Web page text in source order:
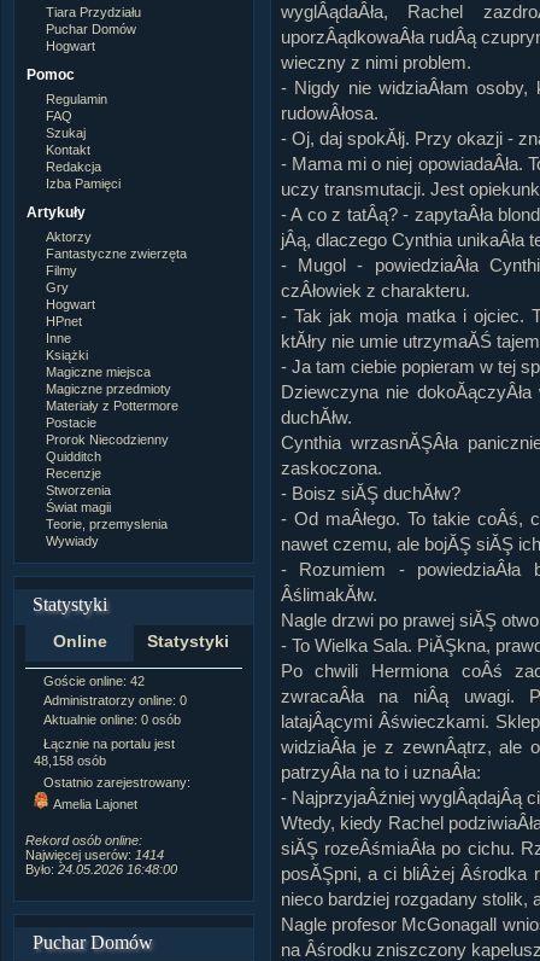
Tiara Przydziału
Puchar Domów
Hogwart
Pomoc
Regulamin
FAQ
Szukaj
Kontakt
Redakcja
Izba Pamięci
Artykuły
Aktorzy
Fantastyczne zwierzęta
Filmy
Gry
Hogwart
HPnet
Inne
Książki
Magiczne miejsca
Magiczne przedmioty
Materiały z Pottermore
Postacie
Prorok Niecodzienny
Quidditch
Recenzje
Stworzenia
Świat magii
Teorie, przemyslenia
Wywiady
Statystyki
Online Statystyki
Goście online: 42
Administratorzy online: 0
Aktualnie online: 0 osób
Łącznie na portalu jest
48,158 osób
Ostatnio zarejestrowany:
Amelia Lajonet
Rekord osób online:
Najwięcej userów: 1414
Było: 24.05.2026 16:48:00
Napisanych artykułów:1,087
Dodanych newsów:
10,564
Zdjęć w galerii:21,490
Tematów na forum:
Postów na forum: 319,637
Komentarzy do materiałów:
222,019
Rozdanych pochwał:
3,327
Wlepionych ostrzeżeń: 4,170
Puchar Domów
wyglÂądaÂła, Rachel
uporzÂądkowaÂła rudÂą
wieczny z nimi problem.
- Nigdy nie widziaÂłam osoby,
rudowÂłosa.
- Oj, daj spokĂłj. Przy okazji -
- Mama mi o niej opowiadaÂła.
uczy transmutacji. Jest
- A co z tatÂą? - zapytaÂła
jÂą, dlaczego Cynthia unikaÂła
- Mugol - powiedziaÂła
czÂłowiek z charakteru.
- Tak jak moja matka i ojciec.
ktĂłry nie umie utrzymaĂŚ
- Ja tam ciebie popieram w tej
Dziewczyna nie
duchĂłw.
Cynthia wrzasnĂŞÂła
zaskoczona.
- Boisz siĂŞ duchĂłw?
- Od maÂłego. To takie coÂś,
nawet czemu, ale bojĂŞ siĂŞ
- Rozumiem - powiedziaÂła
ÂślimakĂłw.
Nagle drzwi po prawej siĂŞ
- To Wielka Sala. PiĂŞkna,
Po chwili Hermiona coÂś
zwracaÂła na niÂą uwagi.
latajÂącymi Âświeczkami.
widziaÂła je z zewnÂątrz, ale
patrzyÂła na to i uznaÂła:
- NajprzyjaÂźniej wyglÂądajÂą
Wtedy, kiedy Rachel
siĂŞ rozeÂśmiaÂła po cichu.
posĂŞpni, a ci bliÂżej Âśrodka
nieco bardziej rozgadany stolik,
Nagle profesor McGonagall
na Âśrodku zniszczony